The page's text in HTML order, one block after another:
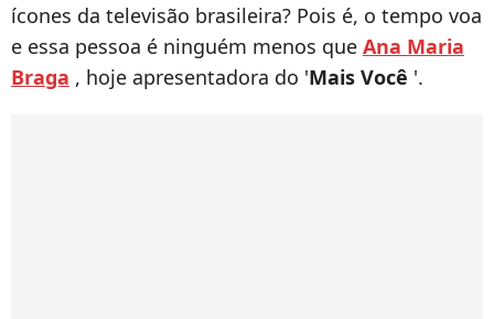
ícones da televisão brasileira? Pois é, o tempo voa
e essa pessoa é ninguém menos que Ana Maria
Braga , hoje apresentadora do 'Mais Você '.